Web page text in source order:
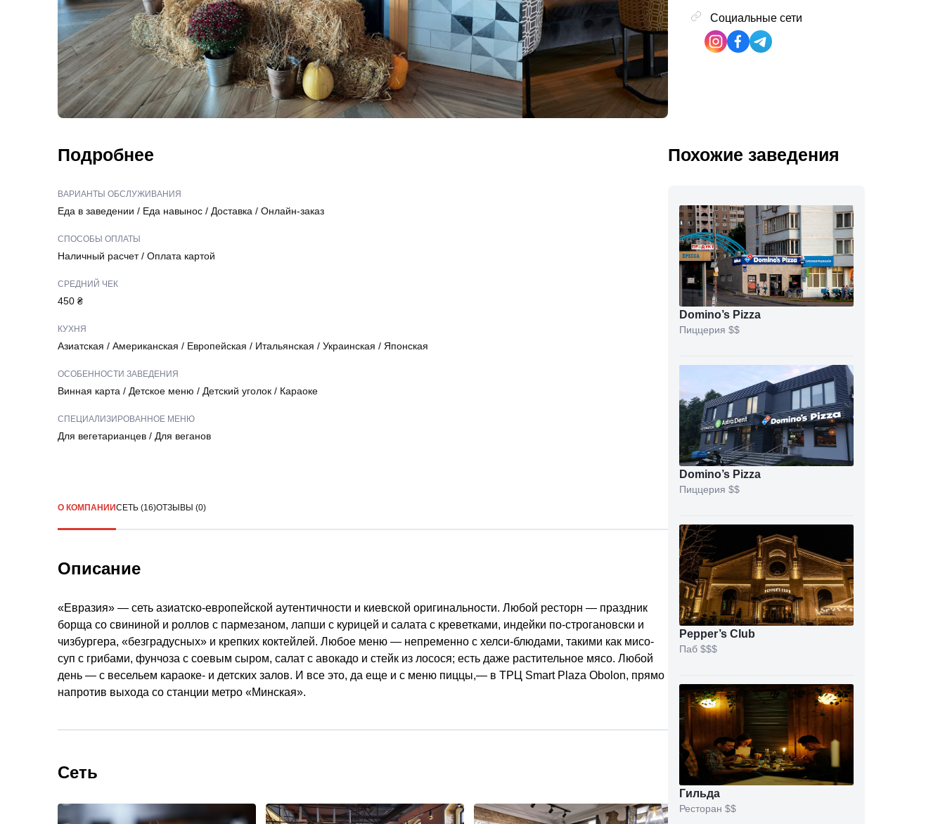
Социальные сети
Подробнее
ВАРИАНТЫ ОБСЛУЖИВАНИЯ
Еда в заведении / Еда навынос / Доставка / Онлайн-заказ
СПОСОБЫ ОПЛАТЫ
Наличный расчет/ Оплата картой
СРЕДНИЙ ЧЕК
450 ₴
КУХНЯ
Азиатская / Американская / Европейская / Итальянская / Украинская / Японская
ОСОБЕННОСТИ ЗАВЕДЕНИЯ
Винная карта / Детское меню / Детский уголок / Караоке
СПЕЦИАЛИЗИРОВАННОЕ МЕНЮ
Для вегетарианцев / Для веганов
О КОМПАНИИСЕТЬ (16)ОТЗЫВЫ (0)
Описание
«Евразия» — сеть азиатско-европейской аутентичности и киевской оригинальности. Любой ресторн — праздник
борща со свининой и роллов с пармезаном, лапши с курицей и салата с креветками, индейки по-строгановски и
чизбургера, «безградусных» и крепких коктейлей. Любое меню — непременно с хелси-блюдами, такими как мисо-
суп с грибами, фунчоза с соевым сыром, салат с авокадо и стейк из лосося; есть даже растительное мясо. Любой
день — с весельем караоке- и детских залов. И все это, да еще и с меню пиццы,— в ТРЦ Smart Plaza Obolon, прямо
напротив выхода со станции метро «Минская».
Сеть
Похожие заведения
Domino’s Pizza
Пиццерия $$
Domino’s Pizza
Пиццерия $$
Pepper’s Club
Паб $$$
Гильда
Ресторан $$